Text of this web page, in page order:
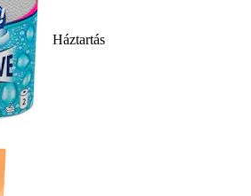
Háztartás